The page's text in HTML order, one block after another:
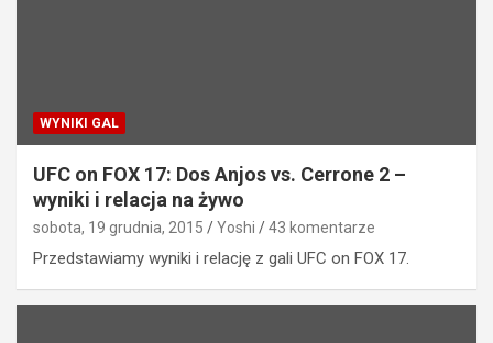
WYNIKI GAL
UFC on FOX 17: Dos Anjos vs. Cerrone 2 –
wyniki i relacja na żywo
sobota, 19 grudnia, 2015 Yoshi 43 komentarze
Przedstawiamy wyniki i relację z gali UFC on FOX 17.